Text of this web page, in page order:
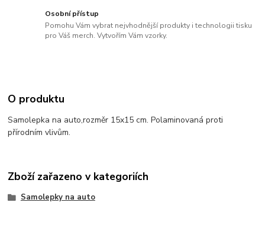
Osobní přístup
Pomohu Vám vybrat nejvhodnější produkty i technologii tisku
pro Váš merch. Vytvořím Vám vzorky.
O produktu
Samolepka na auto,rozměr 15x15 cm. Polaminovaná proti
přírodním vlivům.
Zboží zařazeno v kategoriích
Samolepky na auto